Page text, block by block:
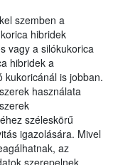
szemben a
hibridek
vagy a silókukorica
hibridek a
kukoricánál is jobban.
használata
széleskörű
igazolására. Mivel
az